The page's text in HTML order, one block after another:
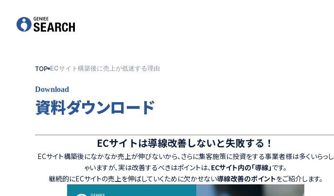
TOP ECサイト構築後に売上が低迷する理由
Download
資料ダウンロード
ECサイトは導線改善しないと失敗する！
ECサイト構築後になかなか売上が伸びないから、さらに集客施策に投資をする事業者様は多くいらっし
ゃいますが、実は改善するべきはポイントは、ECサイト内の「導線」です。
継続的にECサイトの売上を伸ばしていくために欠かせない導線改善のポイントをご紹介します。